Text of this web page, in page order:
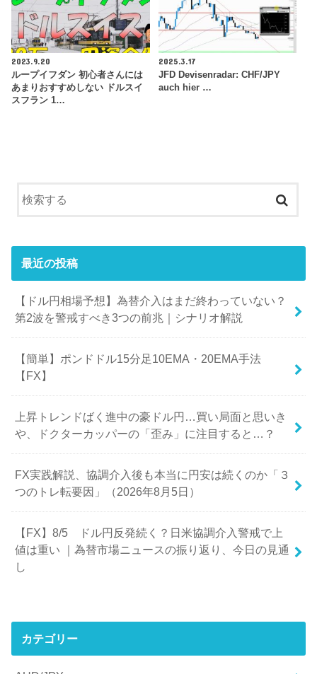
2023.9.20
ループイフダン 初心者さんには
あまりおすすめしない ドルスイ
スフラン 1…
2025.3.17
JFD Devisenradar: CHF/JPY
auch hier …
最近の投稿
【ドル円相場予想】為替介入はまだ終わっていない？
第2波を警戒すべき3つの前兆｜シナリオ解説
【簡単】ポンドドル15分足10EMA・20EMA手法
【FX】
上昇トレンドばく進中の豪ドル円…買い局面と思いき
や、ドクターカッパーの「歪み」に注目すると…？
FX実践解説、協調介入後も本当に円安は続くのか「３
つのトレ転要因」（2026年8月5日）
【FX】8/5 ドル円反発続く？日米協調介入警戒で上
値は重い ｜為替市場ニュースの振り返り、今日の見通
し
カテゴリー